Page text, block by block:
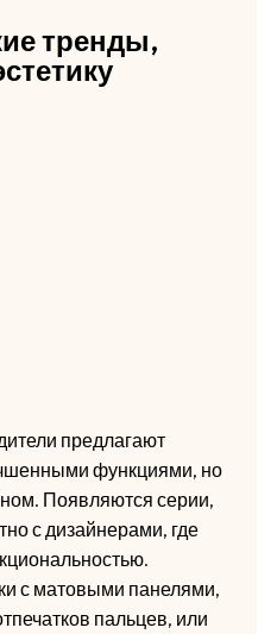
тренды,
предлагают
функциями, но
Появляются серии,
с дизайнерами, где
с матовыми панелями,
пальцев, или